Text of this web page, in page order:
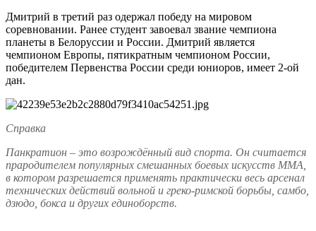
Дмитрий в третий раз одержал победу на мировом
соревновании. Ранее студент завоевал звание чемпиона
планеты в Белоруссии и России. Дмитрий является
чемпионом Европы, пятикратным чемпионом России,
победителем Первенства России среди юниоров, имеет 2-ой
дан.
Справка
Панкратион – это возрождённый вид спорта. Он считается
прародителем популярных смешанных боевых искусств ММА,
в котором разрешается применять практически весь арсенал
технических действий вольной и греко-римской борьбы, самбо,
дзюдо, бокса и других единоборств.